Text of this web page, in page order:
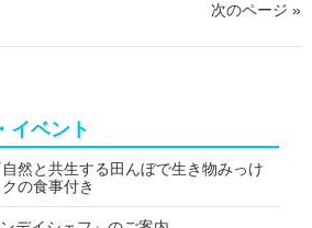
次のページ »
イベント
然と共生する田んぼで生き物みっけ
の食事付き